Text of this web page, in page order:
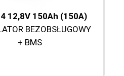
12,8V 150Ah (150A)
BEZOBSŁUGOWY
+ BMS